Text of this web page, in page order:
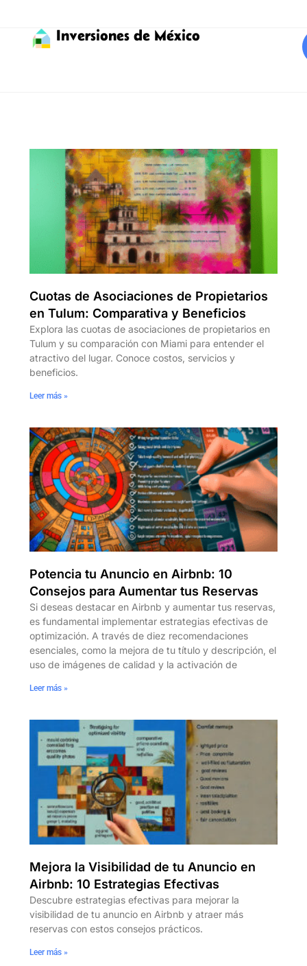
Inversiones de México
Cuotas de Asociaciones de Propietarios
en Tulum: Comparativa y Beneficios
Explora las cuotas de asociaciones de propietarios en
Tulum y su comparación con Miami para entender el
atractivo del lugar. Conoce costos, servicios y
beneficios.
Leer más »
Potencia tu Anuncio en Airbnb: 10
Consejos para Aumentar tus Reservas
Si deseas destacar en Airbnb y aumentar tus reservas,
es fundamental implementar estrategias efectivas de
optimización. A través de diez recomendaciones
esenciales, como la mejora de tu título y descripción, el
uso de imágenes de calidad y la activación de
Leer más »
Mejora la Visibilidad de tu Anuncio en
Airbnb: 10 Estrategias Efectivas
Descubre estrategias efectivas para mejorar la
visibilidad de tu anuncio en Airbnb y atraer más
reservas con estos consejos prácticos.
Leer más »